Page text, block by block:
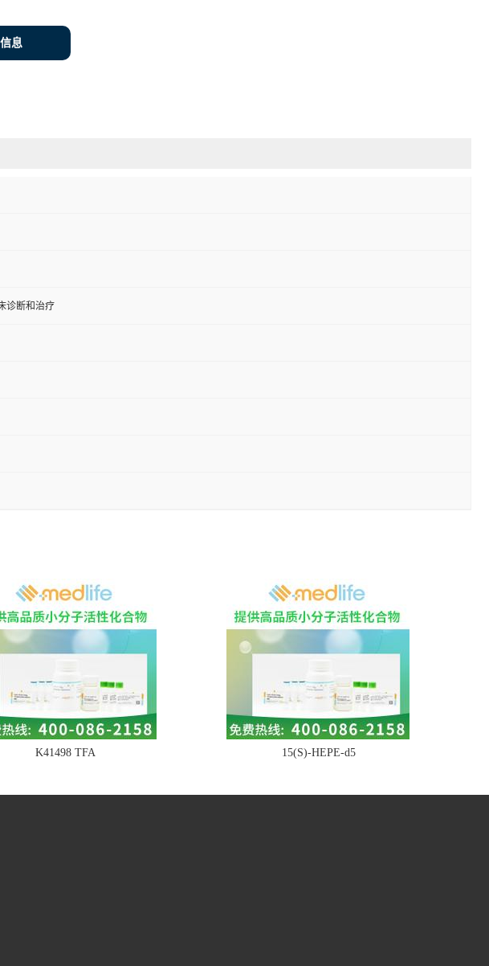
息
诊断和治疗
K41498 TFA 15(S)-HEPE-d5